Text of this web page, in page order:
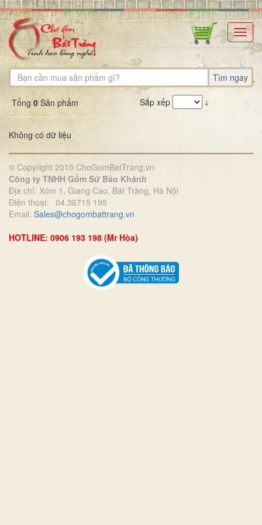
Tìm ngay
Tổng0 Sản phẩm Sắp xếp
Không có dữ liệu
© Copyright 2010 ChoGomBatTrang.vn
Công ty TNHH Gốm Sứ Bảo Khánh
Địa chỉ: Xóm 1, Giang Cao, Bát Tràng, Hà Nội
Điện thoại: 04.36715 195
Email: Sales@chogombattrang.vn
HOTLINE: 0906 193 198 (Mr Hòa)